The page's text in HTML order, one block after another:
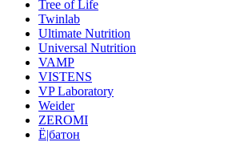
Tree of Life
Twinlab
Ultimate Nutrition
Universal Nutrition
VAMP
VISTENS
VP Laboratory
Weider
ZEROMI
Ё|батон